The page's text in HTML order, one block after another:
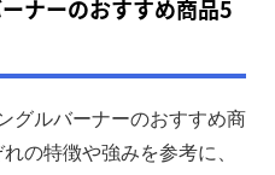
ナーのおすすめ商品5
グルバーナーのおすすめ商
の特徴や強みを参考に、